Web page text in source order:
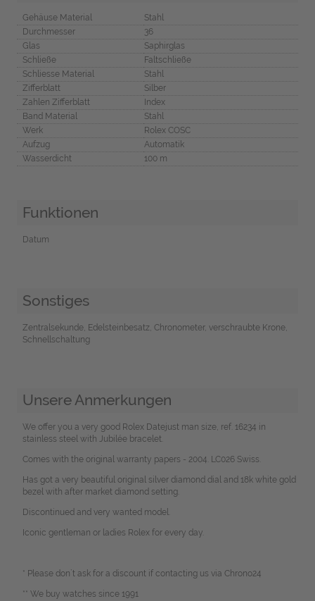
Gehäuse Material
Stahl
Durchmesser
36
Glas
Saphirglas
Schließe
Faltschließe
Schliesse Material
Stahl
Zifferblatt
Silber
Zahlen Zifferblatt
Index
Band Material
Stahl
Werk
Rolex COSC
Aufzug
Automatik
Wasserdicht
100 m
Funktionen
Datum
Sonstiges
Zentralsekunde, Edelsteinbesatz, Chronometer, verschraubte Krone,
Schnellschaltung
Unsere Anmerkungen
We offer you a very good Rolex Datejust man size, ref. 16234 in
stainless steel with Jubilée bracelet.
Comes with the original warranty papers - 2004. LC026 Swiss.
Has got a very beautiful original silver diamond dial and 18k white gold
bezel with after market diamond setting.
Discontinued and very wanted model.
Iconic gentleman or ladies Rolex for every day.
* Please don`t ask for a discount if contacting us via Chrono24
** We buy watches since 1991